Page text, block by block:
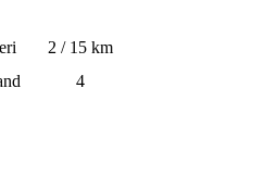
2 / 15 km
4